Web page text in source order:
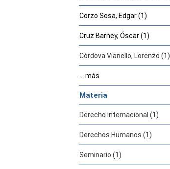
Corzo Sosa, Edgar (1)
Cruz Barney, Óscar (1)
Córdova Vianello, Lorenzo (1)
... más
Materia
Derecho Internacional (1)
Derechos Humanos (1)
Seminario (1)